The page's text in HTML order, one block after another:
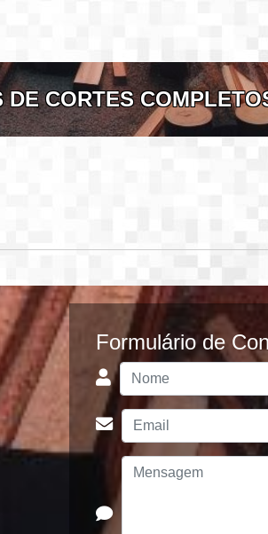
DE CORTES
Formulário de